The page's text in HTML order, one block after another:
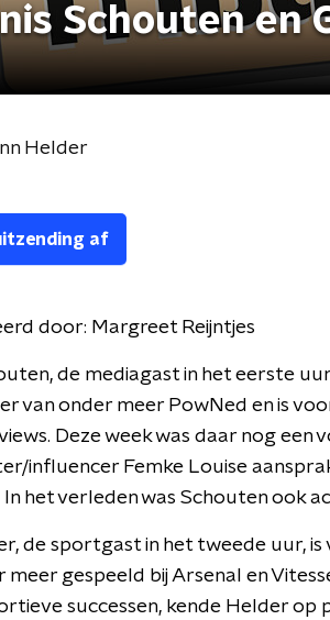
Schouten en
Helder
af
door: Margreet Reijntjes
de mediagast in het eerste
van onder meer PowNed en is
Deze week was daar nog een
influencer Femke Louise
In het verleden was Schouten ook
de sportgast in het tweede uur,
meer gespeeld bij Arsenal en
successen, kende Helder op